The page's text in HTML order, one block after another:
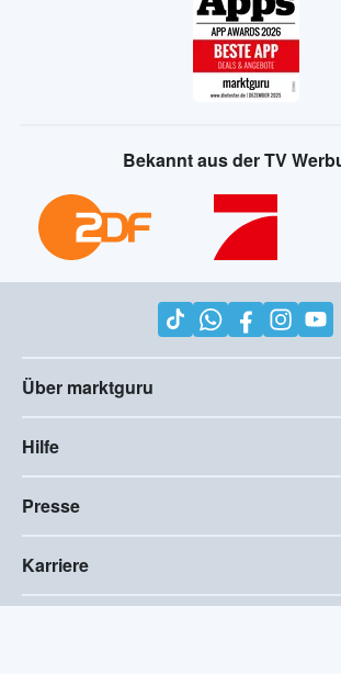
Bekannt aus der TV
Über marktguru
Hilfe
Presse
Karriere